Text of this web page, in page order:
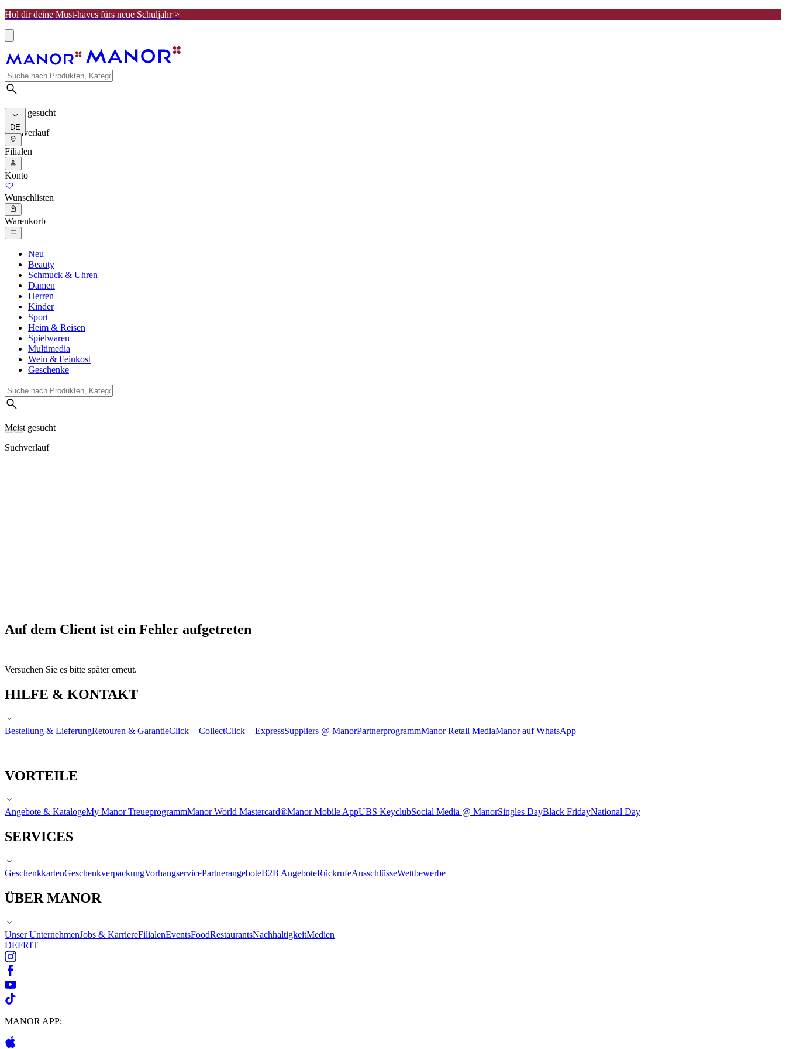
Hol dir deine Must-haves fürs neue Schuljahr >
Meist gesucht
Suchverlauf
DE
Filialen
Konto
Wunschlisten
Warenkorb
Neu
Beauty
Schmuck & Uhren
Damen
Herren
Kinder
Sport
Heim & Reisen
Spielwaren
Multimedia
Wein & Feinkost
Geschenke
Meist gesucht
Suchverlauf
Auf dem Client ist ein Fehler aufgetreten
Versuchen Sie es bitte später erneut.
HILFE & KONTAKT
Bestellung & LieferungRetouren & GarantieClick + CollectClick + ExpressSuppliers @ ManorPartnerprogrammManor Retail MediaManor auf WhatsApp
VORTEILE
Angebote & KatalogeMy Manor TreueprogrammManor World Mastercard®Manor Mobile AppUBS KeyclubSocial Media @ ManorSingles DayBlack FridayNational Day
SERVICES
GeschenkkartenGeschenkverpackungVorhangservicePartnerangeboteB2B AngeboteRückrufeAusschlüsseWettbewerbe
ÜBER MANOR
Unser UnternehmenJobs & KarriereFilialenEventsFoodRestaurantsNachhaltigkeitMedien
DEFRIT
MANOR APP: